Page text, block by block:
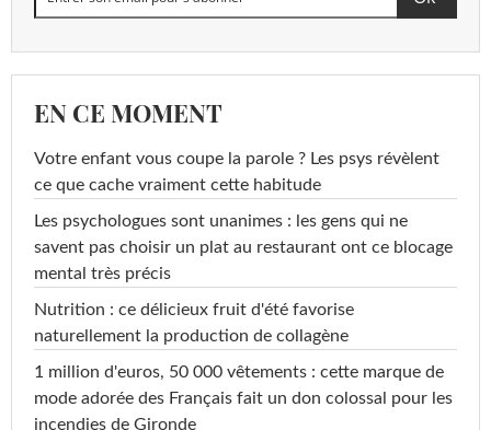
EN CE MOMENT
Votre enfant vous coupe la parole ? Les psys révèlent
ce que cache vraiment cette habitude
Les psychologues sont unanimes : les gens qui ne
savent pas choisir un plat au restaurant ont ce blocage
mental très précis
Nutrition : ce délicieux fruit d'été favorise
naturellement la production de collagène
1 million d'euros, 50 000 vêtements : cette marque de
mode adorée des Français fait un don colossal pour les
incendies de Gironde